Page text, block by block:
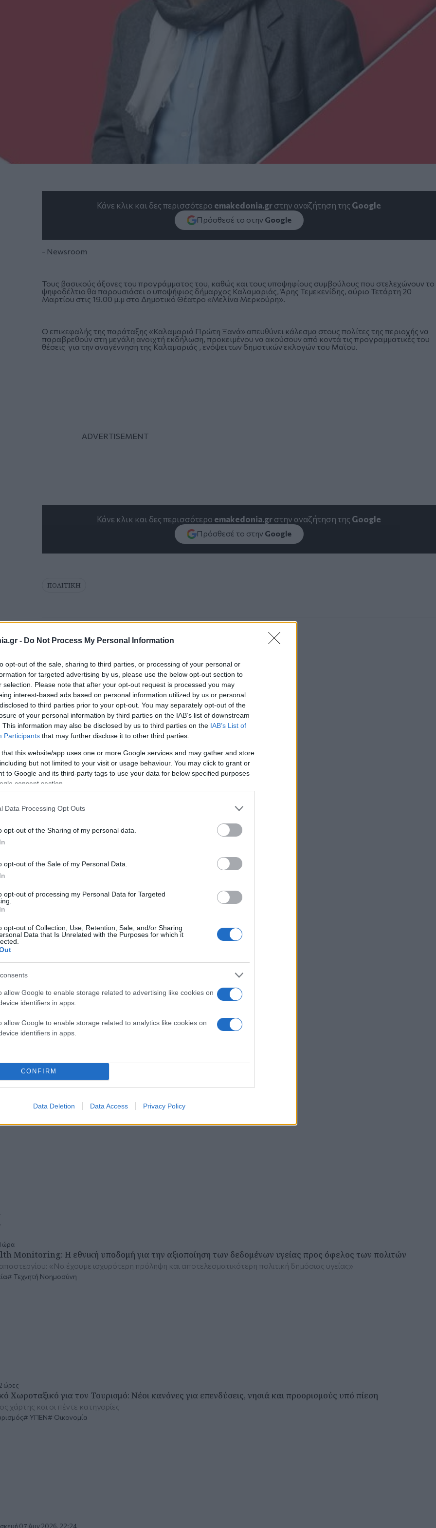
- Do Not Process My Personal Information
opt-out of the sale, sharing to third parties, or processing of your personal or
for targeted advertising by us, please use the below opt-out section to
selection. Please note that after your opt-out request is processed you may
interest-based ads based on personal information utilized by us or personal
to third parties prior to your opt-out. You may separately opt-out of the
of your personal information by third parties on the IAB’s list of downstream
This information may also be disclosed by us to third parties on the IAB’s List of
Participants that may further disclose it to other third parties.
that this website/app uses one or more Google services and may gather and store
but not limited to your visit or usage behaviour. You may click to grant or
to Google and its third-party tags to use your data for below specified purposes
consent section.
Data Processing Opt Outs
opt-out of the Sharing of my personal data.
opt-out of the Sale of my Personal Data.
opt-out of processing my Personal Data for Targeted
opt-out of Collection, Use, Retention, Sale, and/or Sharing
Data that Is Unrelated with the Purposes for which it
allow Google to enable storage related to advertising like cookies on
identifiers in apps.
allow Google to enable storage related to analytics like cookies on
identifiers in apps.
CONFIRM
Data Deletion Data Access Privacy Policy
Κάνε κλικ και δες περισσότερο emakedonia.grστην αναζήτηση της Google
Πρόσθεσέ το στην Google
- Newsroom
Τους βασικούς άξονες του προγράμματος του, καθώς και τους υποψηφίους συμβούλους που στελεχώνουν το
ψηφοδέλτιο θα παρουσιάσει ο υποψήφιος δήμαρχος Καλαμαριάς, Άρης Τεμεκενίδης, αύριο Τετάρτη 20
Μαρτίου στις 19.00 μ.μ στο Δημοτικό Θέατρο «Μελίνα Μερκούρη».
Ο επικεφαλής της παράταξης «Καλαμαριά Πρώτη Ξανά» απευθύνει κάλεσμα στους πολίτες της περιοχής να
παραβρεθούν στη μεγάλη ανοιχτή εκδήλωση, προκειμένου να ακούσουν από κοντά τις προγραμματικές του
θέσεις για την αναγέννηση της Καλαμαριάς , ενόψει των δημοτικών εκλογών του Μαϊου.
Κάνε κλικ και δες περισσότερο emakedonia.grστην αναζήτηση της Google
Πρόσθεσέ το στην Google
ΠΟΛΙΤΙΚΗ
ώρα
Monitoring: Η εθνική υποδομή για την αξιοποίηση των δεδομένων υγείας προς όφελος των πολιτών
«Να έχουμε ισχυρότερη πρόληψη και αποτελεσματικότερη πολιτική δημόσιας υγείας»
Τεχνητή Νοημοσύνη
ώρες
Χωροταξικό για τον Τουρισμό: Νέοι κανόνες για επενδύσεις, νησιά και προορισμούς υπό πίεση
χάρτης και οι πέντε κατηγορίες
ΥΠΕΝ Οικονομία
07 Αυγ 2026, 22:24